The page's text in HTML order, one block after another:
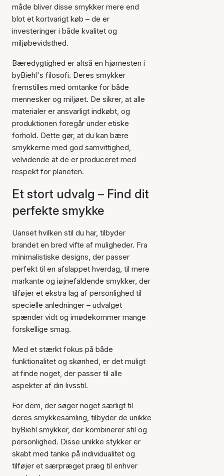
måde bliver disse smykker mere end
blot et kortvarigt køb – de er
investeringer i både kvalitet og
miljøbevidsthed.
Bæredygtighed er altså en hjørnesten i
byBiehl's filosofi. Deres smykker
fremstilles med omtanke for både
mennesker og miljøet. De sikrer, at alle
materialer er ansvarligt indkøbt, og
produktionen foregår under etiske
forhold. Dette gør, at du kan bære
smykkerne med god samvittighed,
velvidende at de er produceret med
respekt for planeten.
Et stort udvalg – Find dit
perfekte smykke
Uanset hvilken stil du har, tilbyder
brandet en bred vifte af muligheder. Fra
minimalistiske designs, der passer
perfekt til en afslappet hverdag, til mere
markante og iøjnefaldende smykker, der
tilføjer et ekstra lag af personlighed til
specielle anledninger – udvalget
spænder vidt og imødekommer mange
forskellige smag.
Med et stærkt fokus på både
funktionalitet og skønhed, er det muligt
at finde noget, der passer til alle
aspekter af din livsstil.
For dem, der søger noget særligt til
deres smykkesamling, tilbyder de unikke
byBiehl smykker, der kombinerer stil og
personlighed. Disse unikke stykker er
skabt med tanke på individualitet og
tilføjer et særpræget præg til enhver